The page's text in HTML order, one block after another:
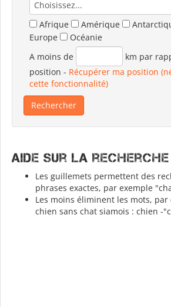
Afrique Amérique
Europe
Océanie
A moins de
km par
position - Récupérer ma position
cette fonctionnalité)
Aide sur la recherche
Les guillemets permettent des
phrases exactes, par exemple
Les moins éliminent les mots,
chien sans chat siamois : chien -